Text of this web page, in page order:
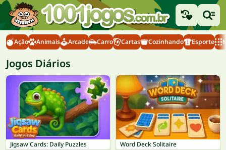
Ação Animais Arcade Carro Cartas Cozinhando Esporte
Jogos Diários
Jigsaw Cards: Daily Puzzles Word Deck Solitaire